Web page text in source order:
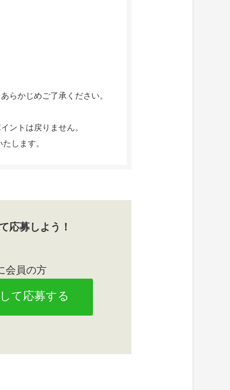
らかじめご了承ください。
ントは戻りません。
します。
応募しよう！
会員の方
て応募する